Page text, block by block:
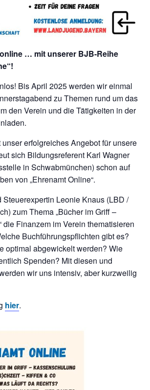
… mit unserer BJB-Reihe
Bis April 2025 werden wir einmal
zu Themen rund um das
den Verein und die Tätigkeiten in der
unser erfolgreiches Angebot für unsere
sich Bildungsreferent Karl Wagner
in Schwabmünchen) schon auf
von „Ehrenamt Online“.
Steuerexpertin Leonie Knaus (LBD /
zum Thema „Bücher im Griff –
die Finanzem im Verein thematisieren
Buchführungspflichten gibt es?
optimal abgewickelt werden? Wie
Spenden? Mit diesen und
wir uns intensiv, aber kurzweilig
hier.